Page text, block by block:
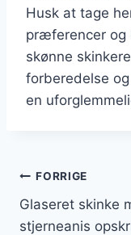
Husk at tage
præferencer og
skønne
forberedelse
en
FORRIGE
Glaseret skinke
stjerneanis